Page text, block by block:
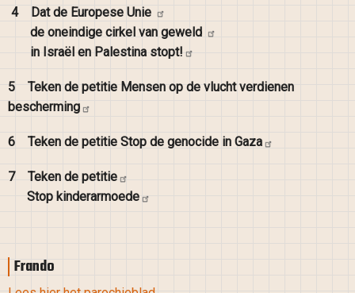
4 Dat de Europese Unie
de oneindige cirkel van geweld
in Israël en Palestina stopt!
5 Teken de petitie Mensen op de vlucht verdienen
bescherming
6 Teken de petitie Stop de genocide in Gaza
7 Teken de petitie
Stop kinderarmoede
Frando